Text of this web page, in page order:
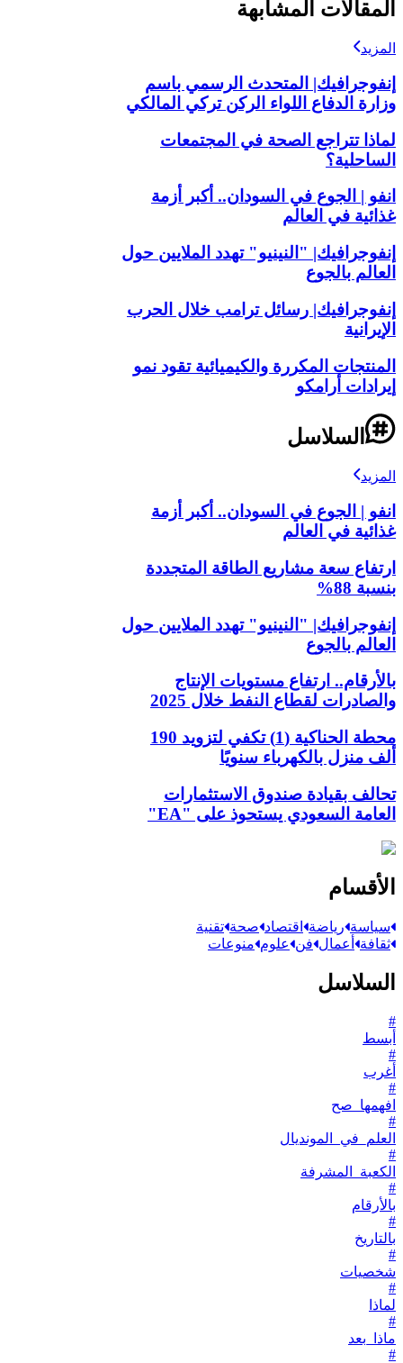
المقالات المشابهة
المزيد
إنفوجرافيك| المتحدث الرسمي باسم
وزارة الدفاع اللواء الركن تركي المالكي
لماذا تتراجع الصحة في المجتمعات
الساحلية؟
انفو | الجوع في السودان.. أكبر أزمة
غذائية في العالم
إنفوجرافيك| "النينيو" تهدد الملايين حول
العالم بالجوع
إنفوجرافيك| رسائل ترامب خلال الحرب
الإيرانية
المنتجات المكررة والكيميائية تقود نمو
إيرادات أرامكو
السلاسل
المزيد
انفو | الجوع في السودان.. أكبر أزمة
غذائية في العالم
ارتفاع سعة مشاريع الطاقة المتجددة
بنسبة 88%
إنفوجرافيك| "النينيو" تهدد الملايين حول
العالم بالجوع
بالأرقام.. ارتفاع مستويات الإنتاج
والصادرات لقطاع النفط خلال 2025
محطة الحناكية (1) تكفي لتزويد 190
ألف منزل بالكهرباء سنويًا
تحالف بقيادة صندوق الاستثمارات
العامة السعودي يستحوذ على "EA"
الأقسام
سياسة رياضة اقتصاد صحة تقنية
ثقافة أعمال فن علوم منوعات
السلاسل
#
أبسط
#
أغرب
#
افهمها_صح
#
العلم_في_المونديال
#
الكعبة_المشرفة
#
بالأرقام
#
بالتاريخ
#
شخصيات
#
لماذا
#
ماذا_بعد
#